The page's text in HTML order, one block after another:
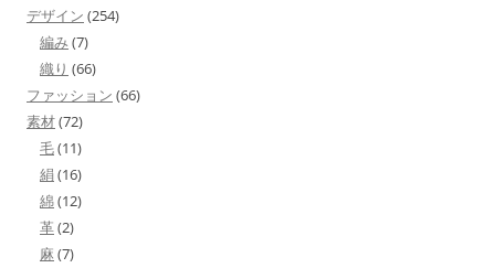
デザイン (254)
編み (7)
織り (66)
ファッション (66)
素材(72)
毛(11)
絹(16)
綿(12)
革(2)
麻 (7)